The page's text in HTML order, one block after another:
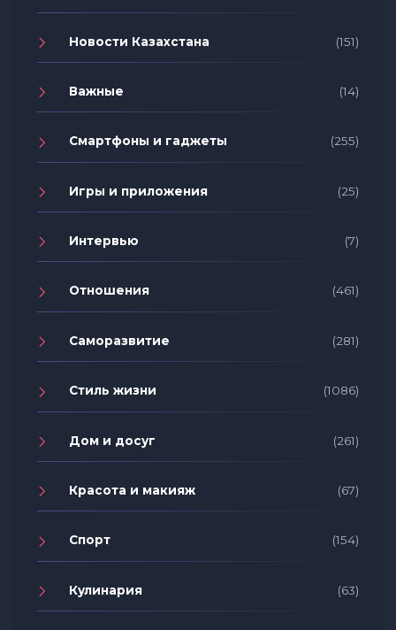
Новости Казахстана (151)
Важные (14)
Смартфоны и гаджеты (255)
Игры и приложения (25)
Интервью (7)
Отношения (461)
Саморазвитие (281)
Стиль жизни (1086)
Дом и досуг (261)
Красота и макияж (67)
Спорт (154)
Кулинария (63)